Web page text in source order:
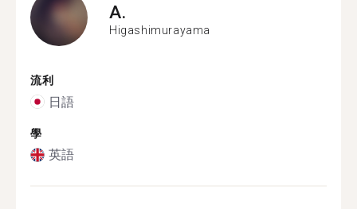
A.
Higashimurayama
流利
日語
學
英語